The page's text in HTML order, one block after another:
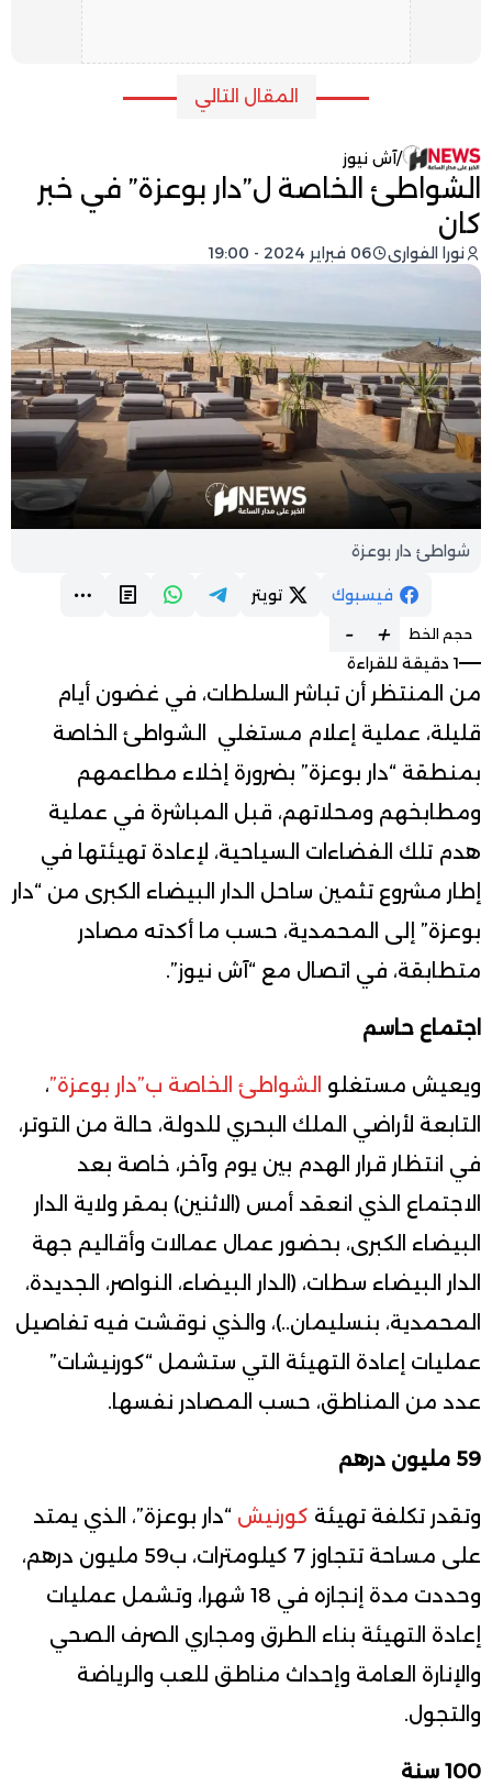
المقال التالي
/آش نيوز
الشواطئ الخاصة ل”دار بوعزة” في خبر
كان
نورا الفواري 06 فبراير 2024 - 19:00
شواطئ دار بوعزة
فيسبوك تويتر
حجم الخط +
-
1 دقيقة للقراءة
من المنتظر أن تباشر السلطات، في غضون أيام
قليلة، عملية إعلام مستغلي الشواطئ الخاصة
بمنطقة “دار بوعزة” بضرورة إخلاء مطاعمهم
ومطابخهم ومحلاتهم، قبل المباشرة في عملية
هدم تلك الفضاءات السياحية، لإعادة تهيئتها في
إطار مشروع تثمين ساحل الدار البيضاء الكبرى من “دار
بوعزة” إلى المحمدية، حسب ما أكدته مصادر
متطابقة، في اتصال مع “آش نيوز”.
اجتماع حاسم
ويعيش مستغلو الشواطئ الخاصة ب”دار بوعزة”،
التابعة لأراضي الملك البحري للدولة، حالة من التوتر،
في انتظار قرار الهدم بين يوم وآخر، خاصة بعد
الاجتماع الذي انعقد أمس (الاثنين) بمقر ولاية الدار
البيضاء الكبرى، بحضور عمال عمالات وأقاليم جهة
الدار البيضاء سطات، (الدار البيضاء، النواصر، الجديدة،
المحمدية، بنسليمان..)، والذي نوقشت فيه تفاصيل
عمليات إعادة التهيئة التي ستشمل “كورنيشات”
عدد من المناطق، حسب المصادر نفسها.
59 مليون درهم
وتقدر تكلفة تهيئة كورنيش “دار بوعزة”، الذي يمتد
على مساحة تتجاوز 7 كيلومترات، ب59 مليون درهم،
وحددت مدة إنجازه في 18 شهرا، وتشمل عمليات
إعادة التهيئة بناء الطرق ومجاري الصرف الصحي
والإنارة العامة وإحداث مناطق للعب والرياضة
والتجول.
100 سنة